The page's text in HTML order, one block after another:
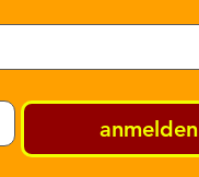
anmelden